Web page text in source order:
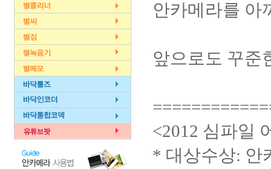
안카메라를 아
앞으로도 꾸준
<2012 심파일
* 대상수상: 안